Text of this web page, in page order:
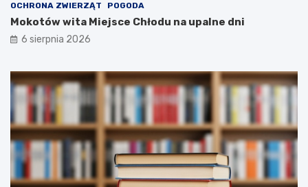
OCHRONA ZWIERZĄT POGODA
Mokotów wita Miejsce Chłodu na upalne dni
6 sierpnia 2026